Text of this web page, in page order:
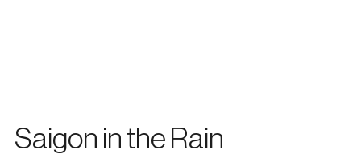
Saigon in the Rain